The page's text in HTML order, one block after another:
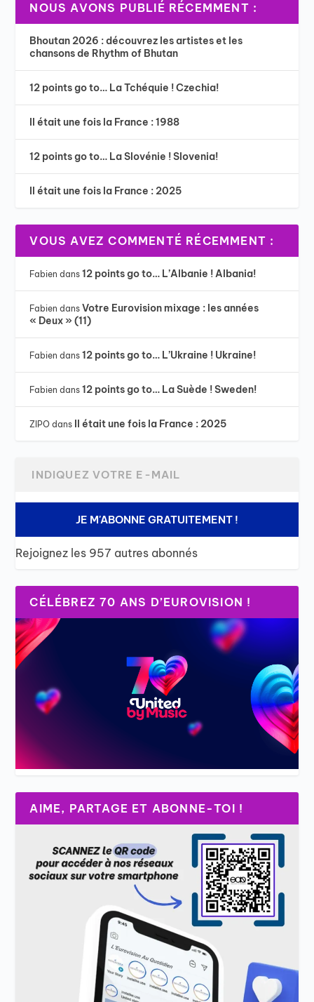
NOUS AVONS PUBLIÉ RÉCEMMENT :
Bhoutan 2026 : découvrez les artistes et les
chansons de Rhythm of Bhutan
12 points go to… La Tchéquie ! Czechia!
Il était une fois la France : 1988
12 points go to… La Slovénie ! Slovenia!
Il était une fois la France : 2025
VOUS AVEZ COMMENTÉ RÉCEMMENT :
Fabien dans12 points go to… L’Albanie ! Albania!
Fabien dansVotre Eurovision mixage : les années
« Deux » (11)
Fabien dans12 points go to… L’Ukraine ! Ukraine!
Fabien dans12 points go to… La Suède ! Sweden!
ZIPO dans Il était une fois la France : 2025
JE M'ABONNE GRATUITEMENT !
Rejoignez les 957 autres abonnés
CÉLÉBREZ 70 ANS D’EUROVISION !
AIME, PARTAGE ET ABONNE-TOI !